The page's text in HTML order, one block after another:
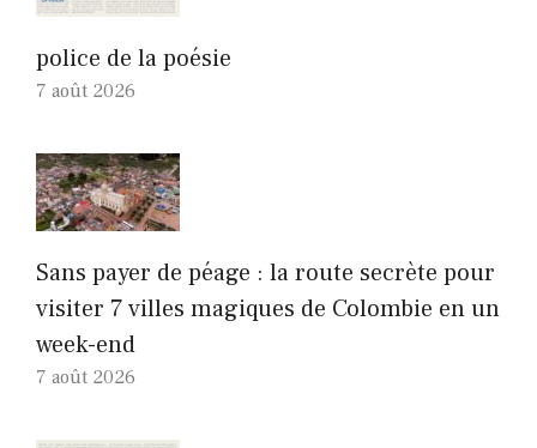
police de la poésie
7 août 2026
Sans payer de péage : la route secrète pour
visiter 7 villes magiques de Colombie en un
week-end
7 août 2026